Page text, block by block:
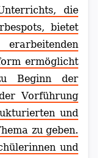
die
bietet
ermöglicht
Beginn der
Vorführung
und
zu geben.
und